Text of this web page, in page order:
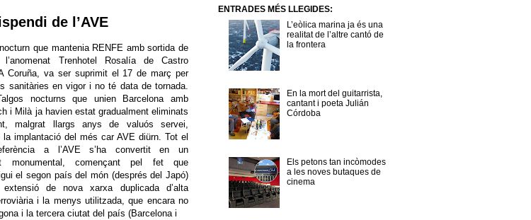
de l’AVE
nocturn que mantenia RENFE amb sortida de
l’anomenat Trenhotel Rosalía de Castro
Coruña, va ser suprimit el 17 de març per
sanitàries en vigor i no té data de tornada.
nocturns que unien Barcelona amb
i Milà ja havien estat gradualment eliminats
malgrat llargs anys de valuós servei,
la implantació del més car AVE diürn. Tot el
a l’AVE s’ha convertit en un
monumental, començant pel fet que
el segon país del món (després del Japó)
de nova xarxa duplicada d’alta
i la menys utilitzada, que encara no
i la tercera ciutat del país (Barcelona i
ENTRADES MÉS LLEGIDES:
L’eòlica marina ja és una
realitat de l’altre cantó de
la frontera
En la mort del guitarrista,
cantant i poeta Julián
Córdoba
Els petons tan incòmodes
a les noves butaques de
cinema